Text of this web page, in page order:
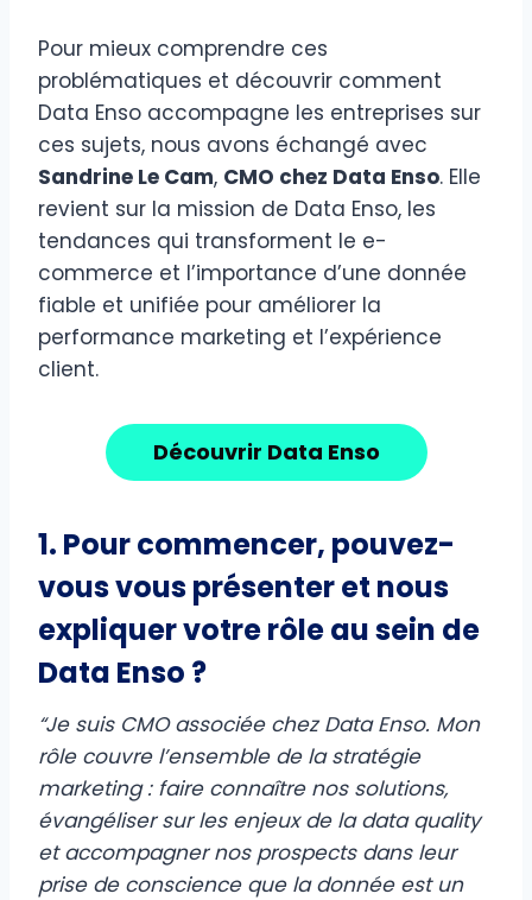
Pour mieux comprendre ces
problématiques et découvrir comment
Data Enso accompagne les entreprises sur
ces sujets, nous avons échangé avec
Sandrine Le Cam, CMO chez Data Enso. Elle
revient sur la mission de Data Enso, les
tendances qui transforment le e-
commerce et l’importance d’une donnée
fiable et unifiée pour améliorer la
performance marketing et l’expérience
client.
Découvrir Data Enso
1. Pour commencer, pouvez-
vous vous présenter et nous
expliquer votre rôle au sein de
Data Enso ?
“Je suis CMO associée chez Data Enso. Mon
rôle couvre l’ensemble de la stratégie
marketing : faire connaître nos solutions,
évangéliser sur les enjeux de la data quality
et accompagner nos prospects dans leur
prise de conscience que la donnée est un